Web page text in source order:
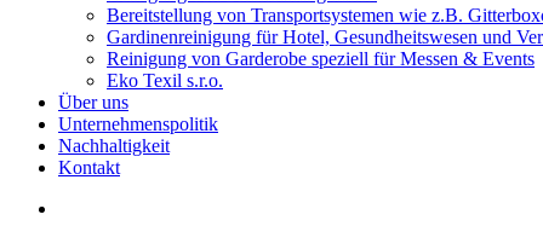
Bereitstellung von Transportsystemen wie z.B.
Gardinenreinigung für Hotel, Gesundheitswesen und
Reinigung von Garderobe speziell für Messen & Events
Eko Texil s.r.o.
Über uns
Unternehmenspolitik
Nachhaltigkeit
Kontakt